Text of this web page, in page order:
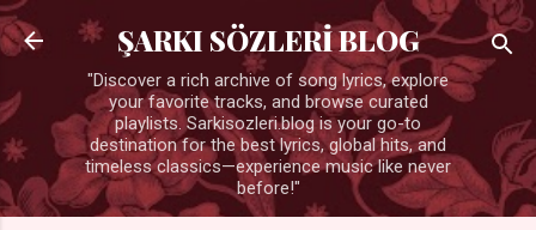
Ana içeriğe atla
ŞARKI SÖZLERİ BLOG
"Discover a rich archive of song lyrics, explore
your favorite tracks, and browse curated
playlists. Sarkisozleri.blog is your go-to
destination for the best lyrics, global hits, and
timeless classics—experience music like never
before!"